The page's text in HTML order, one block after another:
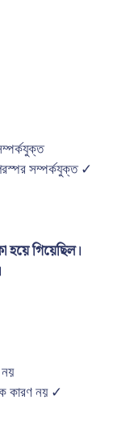
সম্পর্কযুক্ত ✓
গিয়েছিল।
কারণ নয় ✓